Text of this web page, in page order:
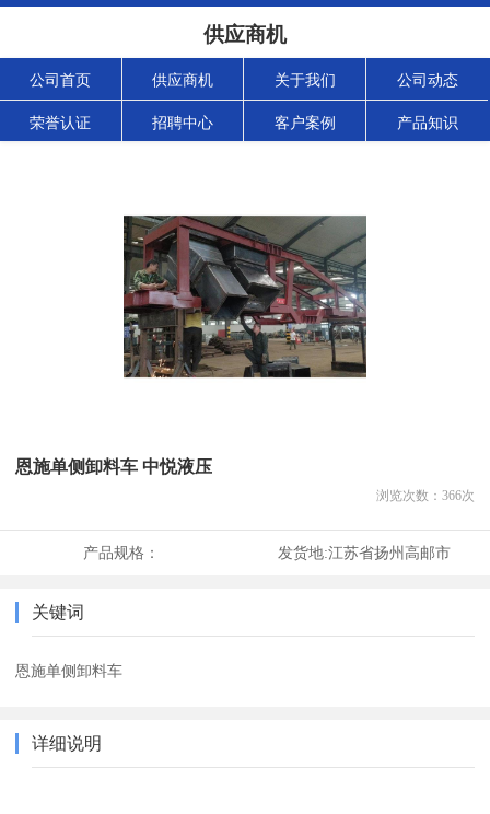
供应商机
公司首页 供应商机 关于我们 公司动态
荣誉认证 招聘中心 客户案例 产品知识
恩施单侧卸料车 中悦液压
浏览次数： 366次
产品规格： 发货地:江苏省扬州高邮市
关键词
恩施单侧卸料车
详细说明